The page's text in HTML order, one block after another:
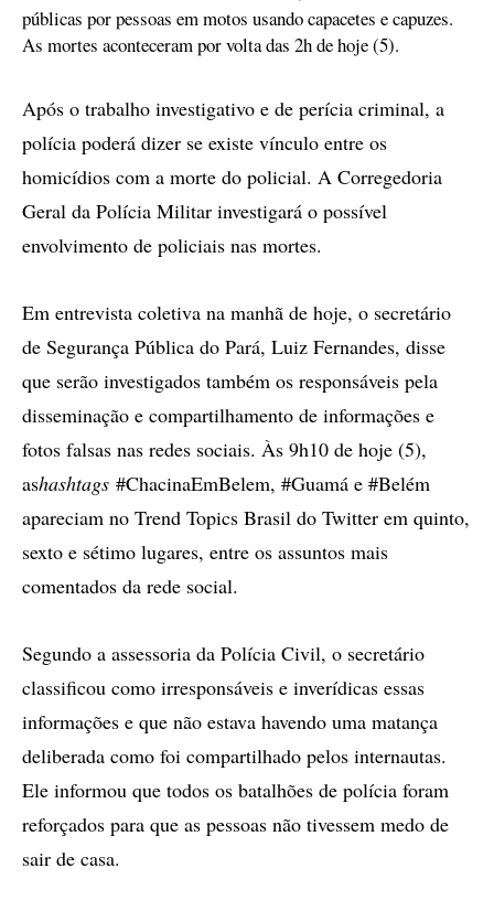
públicas por pessoas em motos usando capacetes e capuzes.
As mortes aconteceram por volta das 2h de hoje (5).
Após o trabalho investigativo e de perícia criminal, a
polícia poderá dizer se existe vínculo entre os
homicídios com a morte do policial. A Corregedoria
Geral da Polícia Militar investigará o possível
envolvimento de policiais nas mortes.
Em entrevista coletiva na manhã de hoje, o secretário
de Segurança Pública do Pará, Luiz Fernandes, disse
que serão investigados também os responsáveis pela
disseminação e compartilhamento de informações e
fotos falsas nas redes sociais. Às 9h10 de hoje (5),
ashashtags #ChacinaEmBelem, #Guamá e #Belém
apareciam no Trend Topics Brasil do Twitter em quinto,
sexto e sétimo lugares, entre os assuntos mais
comentados da rede social.
Segundo a assessoria da Polícia Civil, o secretário
classificou como irresponsáveis e inverídicas essas
informações e que não estava havendo uma matança
deliberada como foi compartilhado pelos internautas.
Ele informou que todos os batalhões de polícia foram
reforçados para que as pessoas não tivessem medo de
sair de casa.